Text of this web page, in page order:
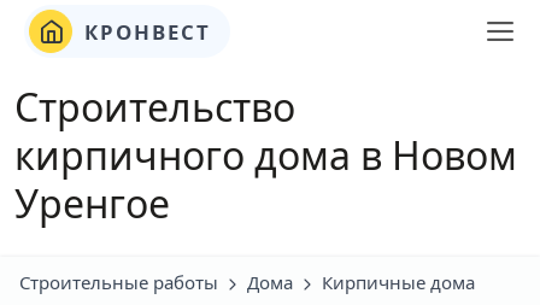
КРОНВЕСТ
Строительство
кирпичного дома в Новом
Уренгое
Строительные работы Дома Кирпичные дома